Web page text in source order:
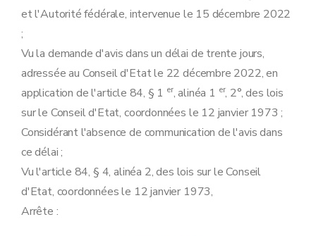
et l'Autorité fédérale, intervenue le 15 décembre 2022
;
Vu la demande d'avis dans un délai de trente jours,
adressée au Conseil d'Etat le 22 décembre 2022, en
application de l'article 84, § 1 er, alinéa 1 er, 2°, des lois
sur le Conseil d'Etat, coordonnées le 12 janvier 1973 ;
Considérant l'absence de communication de l'avis dans
ce délai ;
Vu l'article 84, § 4, alinéa 2, des lois sur le Conseil
d'Etat, coordonnées le 12 janvier 1973,
Arrête :